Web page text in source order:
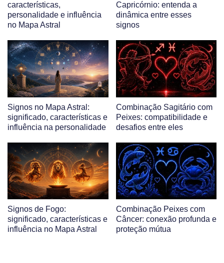
características,
personalidade e influência
no Mapa Astral
Capricórnio: entenda a
dinâmica entre esses
signos
Signos no Mapa Astral:
significado, características e
influência na personalidade
Combinação Sagitário com
Peixes: compatibilidade e
desafios entre eles
Signos de Fogo:
significado, características e
influência no Mapa Astral
Combinação Peixes com
Câncer: conexão profunda e
proteção mútua